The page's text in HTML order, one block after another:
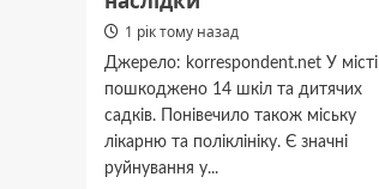
1 рік тому назад
Джерело: korrespondent.net У місті
пошкоджено 14 шкіл та дитячих
садків. Понівечило також міську
лікарню та поліклініку. Є значні
руйнування у...